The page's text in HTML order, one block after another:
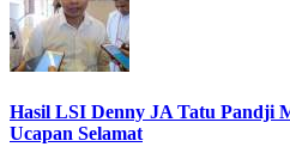
Hasil LSI Denny JA Tatu Pandji
Ucapan Selamat